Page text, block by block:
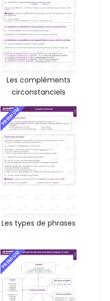
Les compléments
circonstanciels
PREMIUM
Les types de phrases
PREMIUM